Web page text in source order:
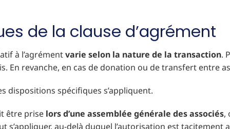
de la clause d’agrément
à l’agrémentvarie selon la nature de la transaction.
En revanche, en cas de donation ou de transfert entre
dispositions spécifiques s’appliquent.
être prise lors d’une assemblée générale des associés,
s’appliquer, au-delà duquel l’autorisation est tacitement